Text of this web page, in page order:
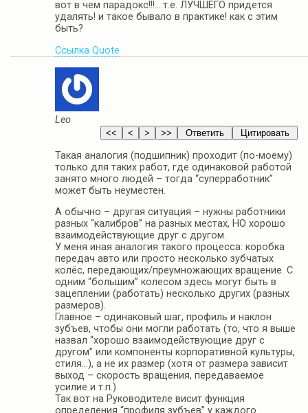
вот в чем парадокс!!!….т.е. ЛУЧШЕГО придется
удалять! и такое бывало в практике! как с этим
быть?
Ссылка Quote
Leo
Такая аналогия (подшипник) проходит (по-моему)
только для таких работ, где одинаковой работой
занято много людей – тогда “суперработник”
может быть неуместен.
А обычно – другая ситуация – нужны работники
разных “калибров” на разных местах, НО хорошо
взаимодействующие друг с другом.
У меня иная аналогия такого процесса: коробка
передач авто или просто несколько зубчатых
колёс, передающих/преумножающих вращение. С
одним “большим” колесом здесь могут быть в
зацеплении (работать) несколько других (разных
размеров).
Главное – одинаковый шаг, профиль и наклон
зубъев, чтобы они могли работать (то, что я выше
назвал “хорошо взаимодействующие друг с
другом” или компоненты корпоративной культуры,
стиля…), а не их размер (хотя от размера зависит
выход – скорость вращения, передаваемое
усилие и т.п.)
Так вот на Руководителе висит функция